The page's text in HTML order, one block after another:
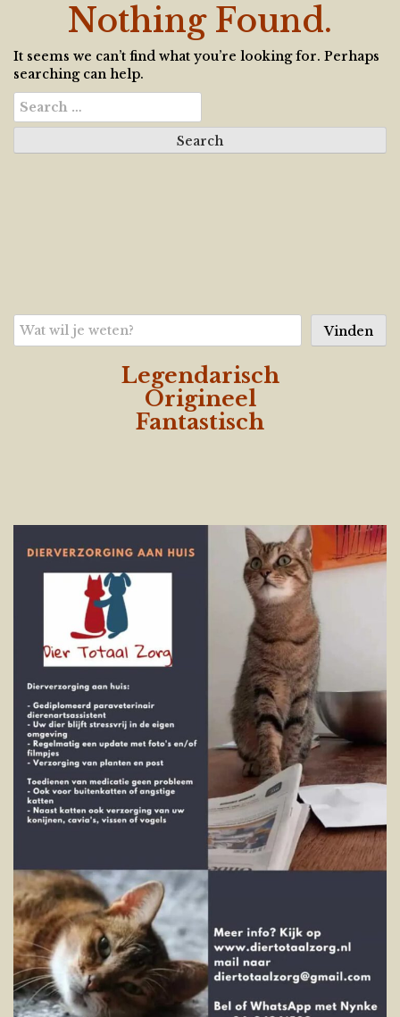
Nothing Found.
It seems we can’t find what you’re looking for. Perhaps
searching can help.
Search
for:
Zoeken
Vinden
Legendarisch
Origineel
Fantastisch